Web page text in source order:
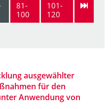
81-
100
101-
120
ausgewählter
für den
Anwendung von